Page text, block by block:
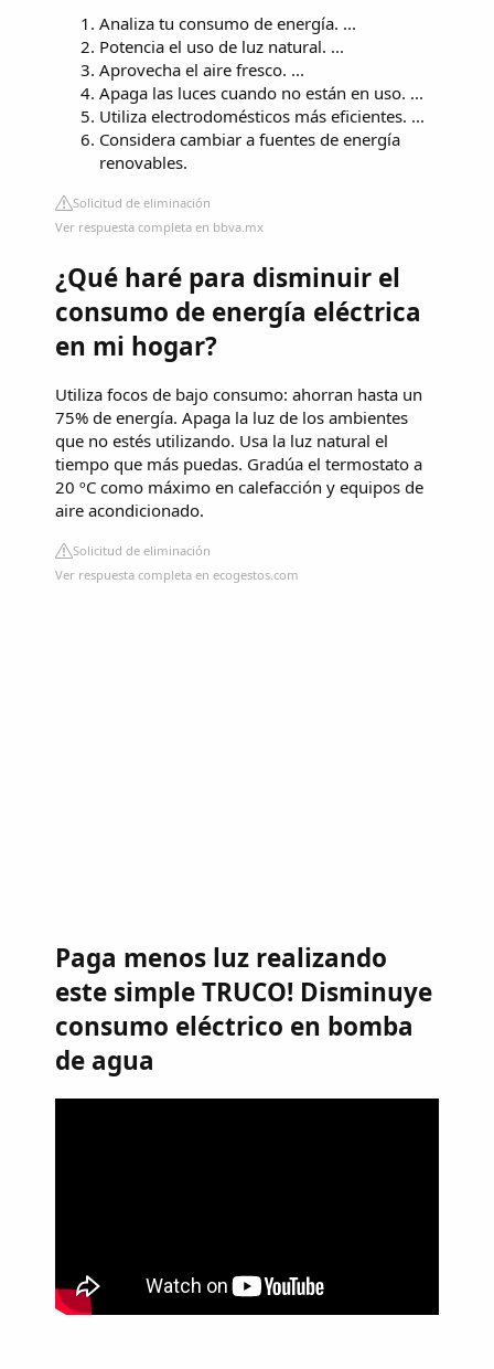
Analiza tu consumo de energía. ...
Potencia el uso de luz natural. ...
Aprovecha el aire fresco. ...
Apaga las luces cuando no están en uso. ...
Utiliza electrodomésticos más eficientes. ...
Considera cambiar a fuentes de energía
renovables.
Solicitud de eliminación
Ver respuesta completa en bbva.mx
¿Qué haré para disminuir el
consumo de energía eléctrica
en mi hogar?
Utiliza focos de bajo consumo: ahorran hasta un
75% de energía. Apaga la luz de los ambientes
que no estés utilizando. Usa la luz natural el
tiempo que más puedas. Gradúa el termostato a
20 ºC como máximo en calefacción y equipos de
aire acondicionado.
Solicitud de eliminación
Ver respuesta completa en ecogestos.com
Paga menos luz realizando
este simple TRUCO! Disminuye
consumo eléctrico en bomba
de agua